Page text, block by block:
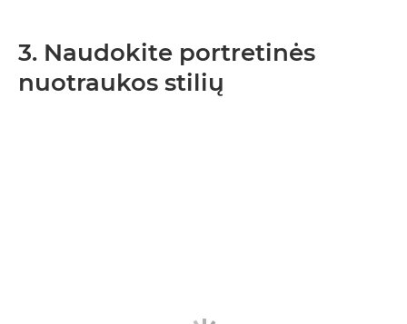
3. Naudokite portretinės
nuotraukos stilių